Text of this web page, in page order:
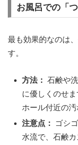
お風呂での「
最も効果的なのは
す。
方法： 石鹸や
に優しくのせ
ホール付近の汚
注意点：
ゴシ
水流で、石鹸